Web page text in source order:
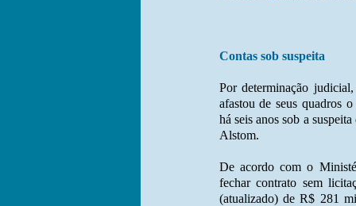
Contas sob suspeita
Por determinação
afastou de seus quadros
há seis anos sob a
Alstom.
De acordo com o
fechar contrato sem
(atualizado) de R$ 281